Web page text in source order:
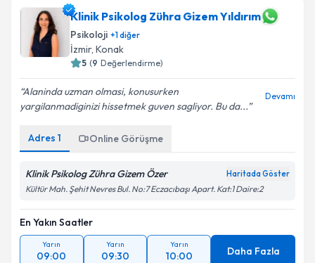
Klinik Psikolog Zühra Gizem Yıldırım
Psikoloji +1diğer
İzmir, Konak
5 (9 Değerlendirme)
Alaninda uzman olmasi, konusurken
yargilanmadiginizi hissetmek guven sagliyor. Bu da...
Devamı
Adres 1 Online Görüşme
Klinik Psikolog Zühra Gizem Özer Haritada Göster
Kültür Mah. Şehit Nevres Bul. No:7 Eczacıbaşı Apart. Kat:1 Daire:2
En Yakın Saatler
Yarın
09:00
Yarın
09:30
Yarın
10:00 Daha Fazla